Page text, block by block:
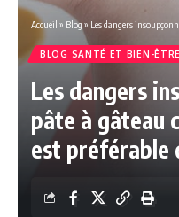
Accueil » Blog » Les dangers insoupçonnés
BLOG SANTÉ ET BIEN-ÊTRE
Les dangers
pâte à gâteau
est préférable